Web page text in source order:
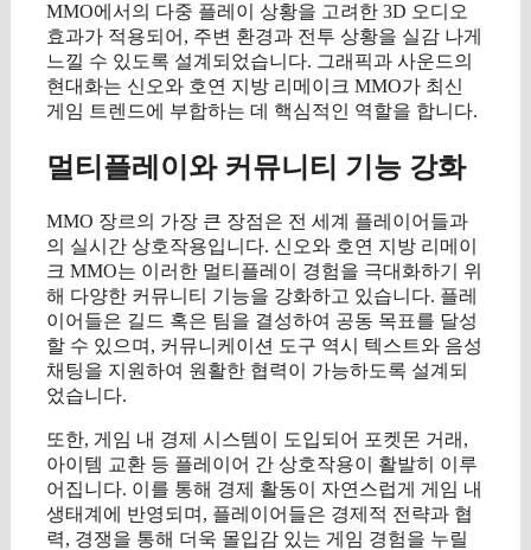
MMO에서의 다중 플레이 상황을 고려한 3D 오디오
효과가 적용되어, 주변 환경과 전투 상황을 실감 나게
느낄 수 있도록 설계되었습니다. 그래픽과 사운드의
현대화는 신오와 호연 지방 리메이크 MMO가 최신
게임 트렌드에 부합하는 데 핵심적인 역할을 합니다.
멀티플레이와 커뮤니티 기능 강화
MMO 장르의 가장 큰 장점은 전 세계 플레이어들과
의 실시간 상호작용입니다. 신오와 호연 지방 리메이
크 MMO는 이러한 멀티플레이 경험을 극대화하기 위
해 다양한 커뮤니티 기능을 강화하고 있습니다. 플레
이어들은 길드 혹은 팀을 결성하여 공동 목표를 달성
할 수 있으며, 커뮤니케이션 도구 역시 텍스트와 음성
채팅을 지원하여 원활한 협력이 가능하도록 설계되
었습니다.
또한, 게임 내 경제 시스템이 도입되어 포켓몬 거래,
아이템 교환 등 플레이어 간 상호작용이 활발히 이루
어집니다. 이를 통해 경제 활동이 자연스럽게 게임 내
생태계에 반영되며, 플레이어들은 경제적 전략과 협
력, 경쟁을 통해 더욱 몰입감 있는 게임 경험을 누릴